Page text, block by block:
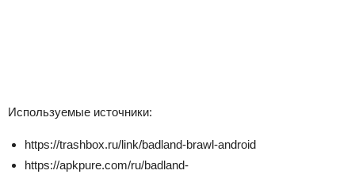
Используемые источники:
https://trashbox.ru/link/badland-brawl-android
https://apkpure.com/ru/badland-